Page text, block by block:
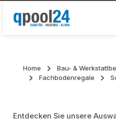
Zum Hauptinhalt springen
Home Bau- &
Fachbodenregale
Entdecken Sie unsere